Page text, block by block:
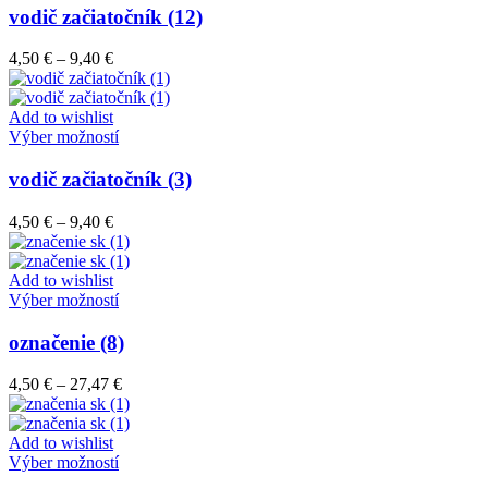
stránke
produktu.
má
viacero
Možnosti
si
môžete
vybrať
na
stránke
produktu.
vodič začiatočník (12)
4,50 € – 9,40 €Price
range:
4,50 €
through
9,40 €
Add to wishlist
Výber možnostíTento
má
viacero
Možnosti
si
môžete
vybrať
na
stránke
produktu.
vodič začiatočník (3)
4,50 € – 9,40 €Price
range:
4,50 €
through
9,40 €
Add to wishlist
Výber možnostíTento
má
viacero
variantov.
Možnosti
si
môžete
vybrať
na
označenie (8)
4,50 € – 27,47 €Price
range:
4,50 €
Add to wishlist
Výber možnostíTento